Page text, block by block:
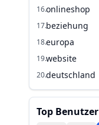
16.onlineshop
17.beziehung
18.europa
19.website
20.deutschland
Top Benutzer